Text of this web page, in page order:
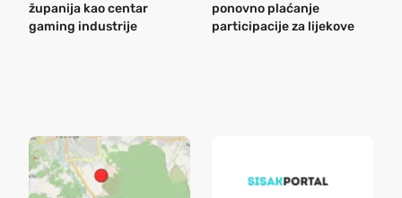
županija kao centar
gaming industrije
ponovno plaćanje
participacije za lijekove